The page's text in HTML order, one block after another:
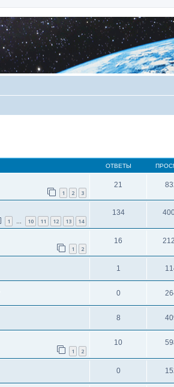
ОТВЕТЫ
1 2 3
21
1 … 10 11 12 13 14
134
1 2
16
1
0
8
1 2
10
0